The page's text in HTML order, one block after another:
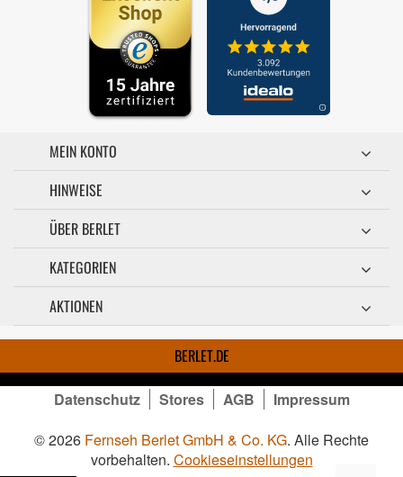
MEIN KONTO
HINWEISE
ÜBER BERLET
KATEGORIEN
AKTIONEN
BERLET.DE
Datenschutz Stores AGB
Impressum
© 2026 Fernseh Berlet GmbH & Co. KG. Alle Rechte
vorbehalten. Cookieseinstellungen